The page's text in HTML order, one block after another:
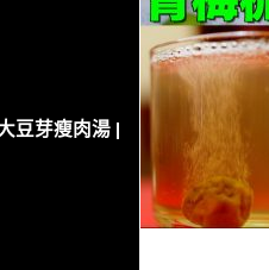
豆芽瘦肉湯 |